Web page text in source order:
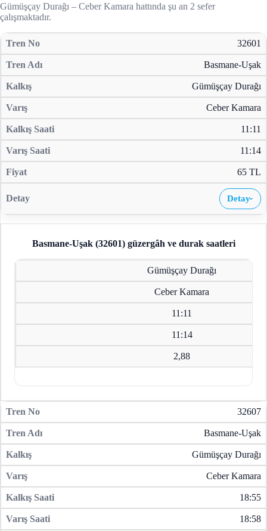
Gümüşçay Durağı – Ceber Kamara hattında şu an 2 sefer
çalışmaktadır.
32601
Basmane-Uşak
Gümüşçay Durağı
Ceber Kamara
11:11
11:14
65 TL
Detay›
Basmane-Uşak (32601)güzergâh ve durak saatleri
Gümüşçay Durağı
Ceber Kamara
11:11
11:14
2,88
32607
Basmane-Uşak
Gümüşçay Durağı
Ceber Kamara
18:55
18:58